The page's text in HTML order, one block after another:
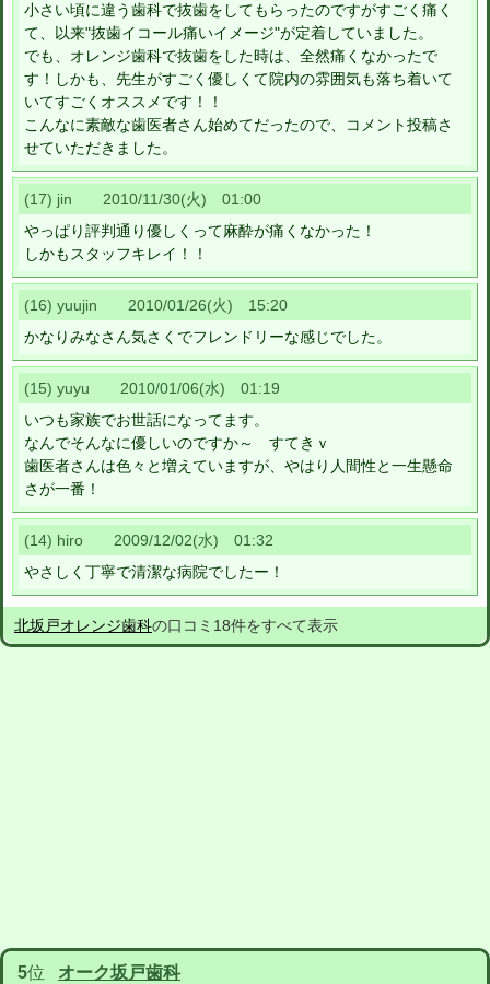
小さい頃に違う歯科で抜歯をしてもらったのですがすごく痛く
て、以来"抜歯イコール痛いイメージ"が定着していました。
でも、オレンジ歯科で抜歯をした時は、全然痛くなかったで
す！しかも、先生がすごく優しくて院内の雰囲気も落ち着いて
いてすごくオススメです！！
こんなに素敵な歯医者さん始めてだったので、コメント投稿さ
せていただきました。
(17) jin 2010/11/30(火) 01:00
やっぱり評判通り優しくって麻酔が痛くなかった！
しかもスタッフキレイ！！
(16) yuujin 2010/01/26(火) 15:20
かなりみなさん気さくでフレンドリーな感じでした。
(15) yuyu 2010/01/06(水) 01:19
いつも家族でお世話になってます。
なんでそんなに優しいのですか～ すてきｖ
歯医者さんは色々と増えていますが、やはり人間性と一生懸命
さが一番！
(14) hiro 2009/12/02(水) 01:32
やさしく丁寧で清潔な病院でしたー！
北坂戸オレンジ歯科の口コミ18件をすべて表示
5位 オーク坂戸歯科